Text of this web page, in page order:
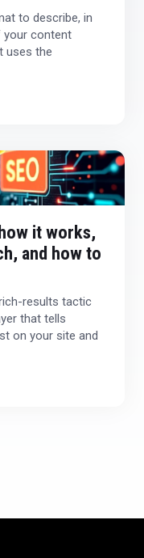
to describe, in
your content
uses the
it works,
and how to
results tactic
that tells
on your site and